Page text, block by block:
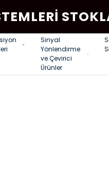
Sinyal
Yönlendirme
ve Çevirici
Ürünler